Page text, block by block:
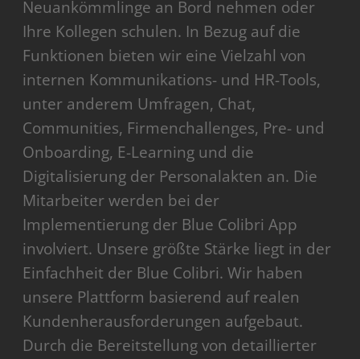
Neuankömmlinge an Bord nehmen oder
Ihre Kollegen schulen. In Bezug auf die
Funktionen bieten wir eine Vielzahl von
internen Kommunikations- und HR-Tools,
unter anderem Umfragen, Chat,
Communities, Firmenchallenges, Pre- und
Onboarding, E-Learning und die
Digitalisierung der Personalakten an. Die
Mitarbeiter werden bei der
Implementierung der Blue Colibri App
involviert. Unsere größte Stärke liegt in der
Einfachheit der Blue Colibri. Wir haben
unsere Plattform basierend auf realen
Kundenherausforderungen aufgebaut.
Durch die Bereitstellung von detaillierter